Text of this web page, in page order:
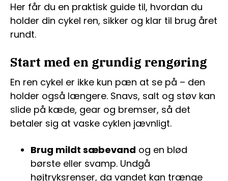
Her får du en praktisk guide til, hvordan du
holder din cykel ren, sikker og klar til brug året
rundt.
Start med en grundig rengøring
En ren cykel er ikke kun pæn at se på – den
holder også længere. Snavs, salt og støv kan
slide på kæde, gear og bremser, så det
betaler sig at vaske cyklen jævnligt.
Brug mildt sæbevand og en blød
børste eller svamp. Undgå
højtryksrenser, da vandet kan trænge